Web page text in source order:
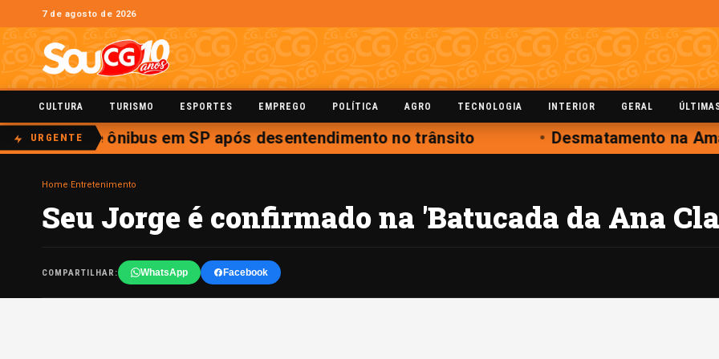
7 de agosto de 2026
CULTURA TURISMO ESPORTES EMPREGO POLÍTICA AGRO TECNOLOGIA INTERIOR GERAL
URGENTEde ônibus em SP após desentendimento no trânsito Desmatamento na
Home Entretenimento
Seu Jorge é confirmado na 'Batucada da Ana
COMPARTILHAR: WhatsApp Facebook